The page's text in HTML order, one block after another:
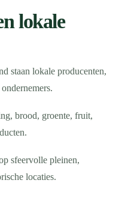
lokale
staan lokale producenten,
brood, groente, fruit,
sfeervolle pleinen,
locaties.